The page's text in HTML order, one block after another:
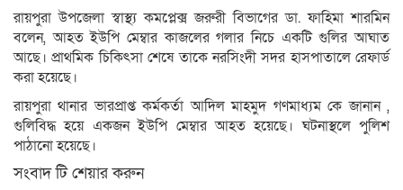
রায়পুরা উপজেলা স্বাস্থ্য কমপ্লেক্স জরুরী বিভাগের ডা. ফাহিমা শারমিন
বলেন, আহত ইউপি মেম্বার কাজলের গলার নিচে একটি গুলির আঘাত
আছে। প্রাথমিক চিকিৎসা শেষে তাকে নরসিংদী সদর হাসপাতালে রেফার্ড
করা হয়েছে।
রায়পুরা থানার ভারপ্রাপ্ত কর্মকর্তা আদিল মাহমুদ গণমাধ্যম কে জানান ,
গুলিবিদ্ধ হয়ে একজন ইউপি মেম্বার আহত হয়েছে। ঘটনাস্থলে পুলিশ
পাঠানো হয়েছে।
সংবাদ টি শেয়ার করুন